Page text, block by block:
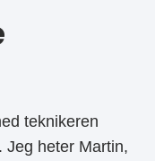
teknikeren
Jeg heter Martin,